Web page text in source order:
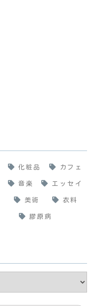
化粧品 カフェ
音楽 エッセイ
美術 衣料
膠原病